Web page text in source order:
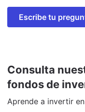
Escribe tu
Consulta
fondos de
Aprende a invertir